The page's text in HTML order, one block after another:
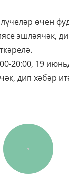
өчен
эшләячәк,
20:00, 19
дип хәбәр